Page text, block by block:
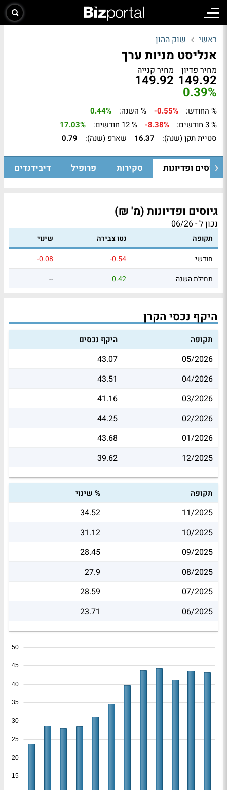
ראשי שוק ההון
אנליסט מניות ערך
מחיר פדיון
149.92
מחיר קנייה
149.92
0.39%
% החודש: -0.55% % השנה:
0.44%
% 3 חודשים:
-8.38% % 12 חודשים:
17.03%
סטיית תקן (שנה):
16.37 שארפ (שנה): 0.79
גיוסים ופדיונות סקירות פרופיל דיבידנדים
גיוסים ופדיונות (מ' ₪)
נכון ל - 06/26
תקופה נטו צבירה
שינוי
חודשי
-0.54
-0.08
תחילת השנה
0.42
--
היקף נכסי הקרן
תקופה היקף נכסים
05/2026
43.07
04/2026
43.51
03/2026
41.16
02/2026
44.25
01/2026
43.68
12/2025
39.62
תקופה % שינוי
11/2025
34.52
10/2025
31.12
09/2025
28.45
08/2025
27.9
07/2025
28.59
06/2025
23.71
15
20
25
30
35
40
45
50